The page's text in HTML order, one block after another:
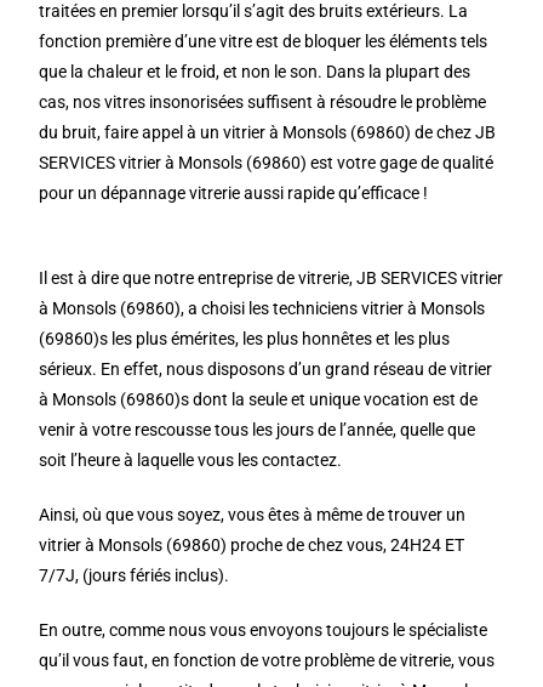
traitées en premier lorsqu’il s’agit des bruits extérieurs. La
fonction première d’une vitre est de bloquer les éléments tels
que la chaleur et le froid, et non le son. Dans la plupart des
cas, nos vitres insonorisées suffisent à résoudre le problème
du bruit, faire appel à un vitrier à Monsols (69860) de chez JB
SERVICES vitrier à Monsols (69860) est votre gage de qualité
pour un dépannage vitrerie aussi rapide qu’efficace !
Il est à dire que notre entreprise de vitrerie, JB SERVICES vitrier
à Monsols (69860), a choisi les techniciens vitrier à Monsols
(69860)s les plus émérites, les plus honnêtes et les plus
sérieux. En effet, nous disposons d’un grand réseau de vitrier
à Monsols (69860)s dont la seule et unique vocation est de
venir à votre rescousse tous les jours de l’année, quelle que
soit l’heure à laquelle vous les contactez.
Ainsi, où que vous soyez, vous êtes à même de trouver un
vitrier à Monsols (69860) proche de chez vous, 24H24 ET
7/7J, (jours fériés inclus).
En outre, comme nous vous envoyons toujours le spécialiste
qu’il vous faut, en fonction de votre problème de vitrerie, vous